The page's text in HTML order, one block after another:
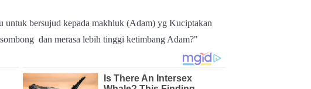
bersujud kepada makhluk (Adam) yg Kuciptakan
dan merasa lebih tinggi ketimbang Adam?"